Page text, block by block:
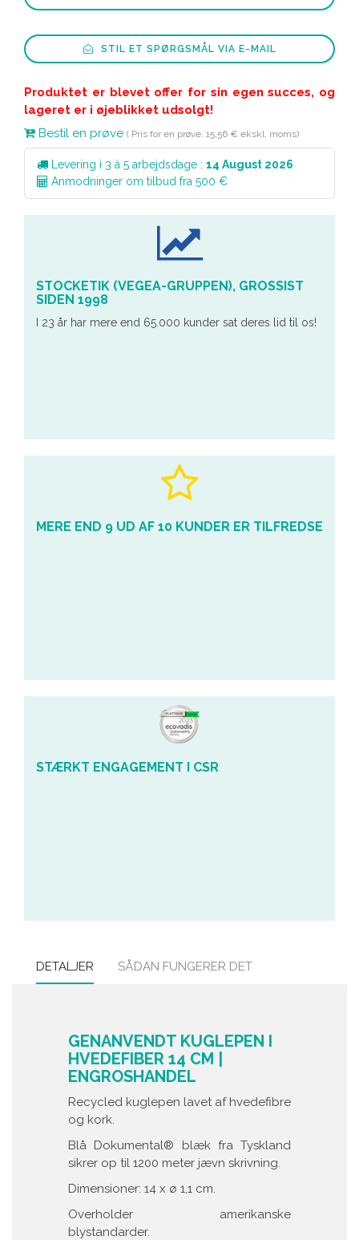
STIL ET SPØRGSMÅL VIA E-MAIL
Produktet er blevet offer for sin egen succes, og
lageret er i øjeblikket udsolgt!
Bestil en prøve ( Pris for en prøve: 15,56 € ekskl. moms)
Levering i 3 à 5 arbejdsdage : 14 August 2026
Anmodninger om tilbud fra 500 €
STOCKETIK (VEGEA-GRUPPEN), GROSSIST
SIDEN 1998
I 23 år har mere end 65.000 kunder sat deres lid til os!
MERE END 9 UD AF 10 KUNDER ER TILFREDSE
STÆRKT ENGAGEMENT I CSR
DETALJER SÅDAN FUNGERER DET
GENANVENDT KUGLEPEN I
HVEDEFIBER 14 CM |
ENGROSHANDEL
Recycled kuglepen lavet af hvedefibre
og kork.
Blå Dokumental® blæk fra Tyskland
sikrer op til 1200 meter jævn skrivning.
Dimensioner: 14 x ø 1,1 cm.
Overholder amerikanske
blystandarder.